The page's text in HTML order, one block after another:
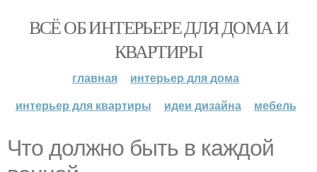
ВСЁ ОБ ИНТЕРЬЕРЕ ДЛЯ ДОМА И
КВАРТИРЫ
главная
интерьер для дома
интерьер для квартиры
идеи дизайна мебель
Что должно быть в каждой